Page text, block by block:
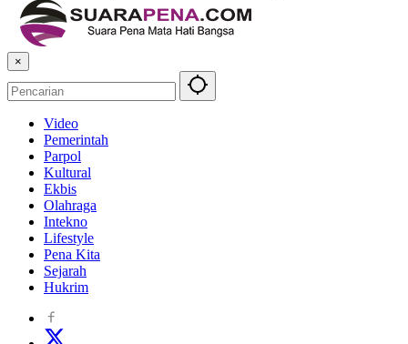
×
Video
Pemerintah
Parpol
Kultural
Ekbis
Olahraga
Intekno
Lifestyle
Pena Kita
Sejarah
Hukrim